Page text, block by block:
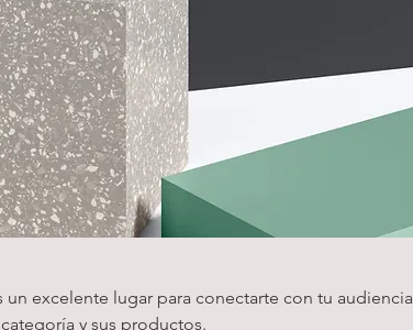
un excelente lugar para conectarte con tu audiencia
y sus productos.